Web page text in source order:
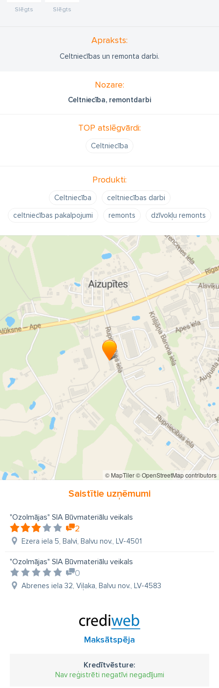
Slēgts Slēgts
Apraksts:
Celtniecības un remonta darbi.
Nozare:
Celtniecība, remontdarbi
TOP atslēgvārdi:
Celtniecība
Produkti:
Celtniecība
celtniecības darbi
celtniecības pakalpojumi
remonts dzīvokļu remonts
© MapTiler© OpenStreetMap contributors
Saistītie uzņēmumi
"Ozolmājas" SIA Būvmateriālu veikals
2
Ezera iela 5, Balvi, Balvu nov., LV-4501
"Ozolmājas" SIA Būvmateriālu veikals
0
Abrenes iela 32, Viļaka, Balvu nov., LV-4583
Maksātspēja
Kredītvēsture:
Nav reģistrēti negatīvi negadījumi